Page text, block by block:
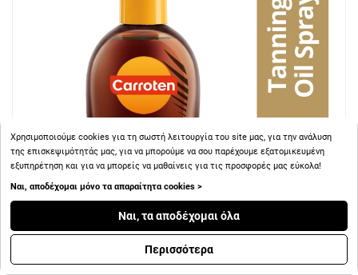
+ 8 Πόντοι
Χρησιμοποιούμε cookies για τη σωστή λειτουργία του site μας, για την ανάλυση
της επισκεψιμότητάς μας, για να μπορούμε να σου παρέχουμε εξατομικευμένη
εξυπηρέτηση και για να μπορείς να μαθαίνεις για τις προσφορές μας εύκολα!
Ναι, αποδέχομαι μόνο τα απαραίτητα cookies >
Ναι, τα αποδέχομαι όλα
Περισσότερα